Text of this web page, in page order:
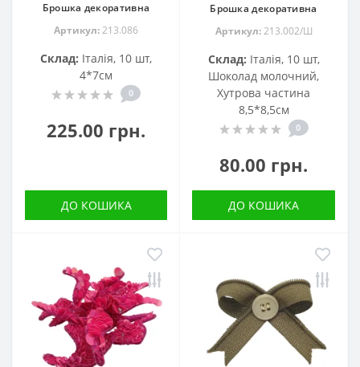
Брошка декоративна
Артикул:213.086
Склад: Італія, 10 шт,
4*7см
0
225.00 грн.
ДО КОШИКА
Брошка декоративна
Артикул:213.002/Ш
Склад: Італія, 10 шт,
Шоколад молочний,
Хутрова частина
8,5*8,5см
0
80.00 грн.
ДО КОШИКА